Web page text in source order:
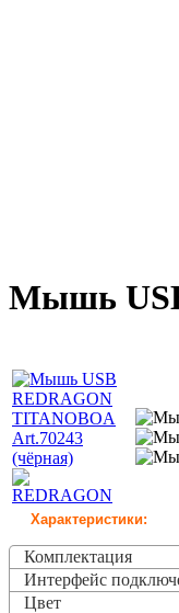
Мышь
Характеристики:
Комплектация
Интерфейс
Цвет